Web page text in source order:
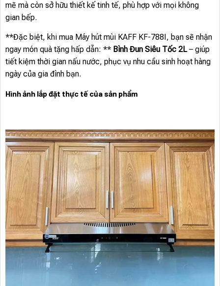
mẽ mà còn sở hữu thiết kế tinh tế, phù hợp với mọi không
gian bếp.
**Đặc biệt, khi mua Máy hút mùi KAFF KF-788I, bạn sẽ nhận
ngay món quà tặng hấp dẫn: ** Bình Đun Siêu Tốc 2L– giúp
tiết kiệm thời gian nấu nước, phục vụ nhu cầu sinh hoạt hàng
ngày của gia đình bạn.
Hình ảnh lắp đặt thực tế của sản phẩm